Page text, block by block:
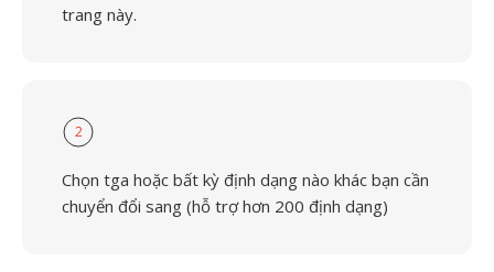
trang này.
2
Chọn tga hoặc bất kỳ định dạng nào khác bạn cần
chuyển đổi sang (hỗ trợ hơn 200 định dạng)